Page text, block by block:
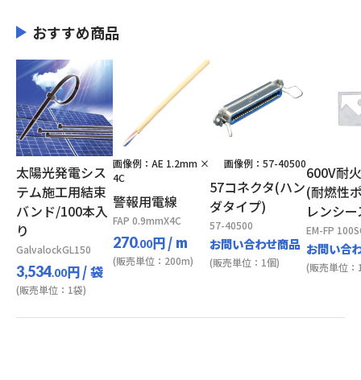
おすすめ商品
太陽光発電シス
テム施工用結束
バンド/100本入
り
GalvalockGL150
3,534.00円/ 袋
(販売単位：1袋)
画像例：AE 1.2mm ×
4C
警報用電線
FAP 0.9mmX4C
270.00円/ m
(販売単位：200m)
画像例：57-40500
57コネクタ(ハン
ダタイプ)
57-40500
お問い合わせ商品
(販売単位：1個)
600V耐
(耐燃性
レンシ
EM-FP
お問い合
(販売単位：